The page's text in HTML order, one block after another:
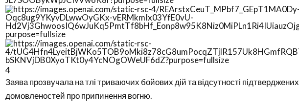
4
Заява прозвучала на тлі триваючих бойових дій та відсутності підтверджених
домовленостей про припинення вогню.